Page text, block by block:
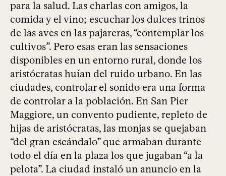
para la salud. Las charlas con amigos, la
comida y el vino; escuchar los dulces trinos
de las aves en las pajareras, “contemplar los
cultivos”. Pero esas eran las sensaciones
disponibles en un entorno rural, donde los
aristócratas huían del ruido urbano. En las
ciudades, controlar el sonido era una forma
de controlar a la población. En San Pier
Maggiore, un convento pudiente, repleto de
hijas de aristócratas, las monjas se quejaban
“del gran escándalo” que armaban durante
todo el día en la plaza los que jugaban “a la
pelota”. La ciudad instaló un anuncio en la